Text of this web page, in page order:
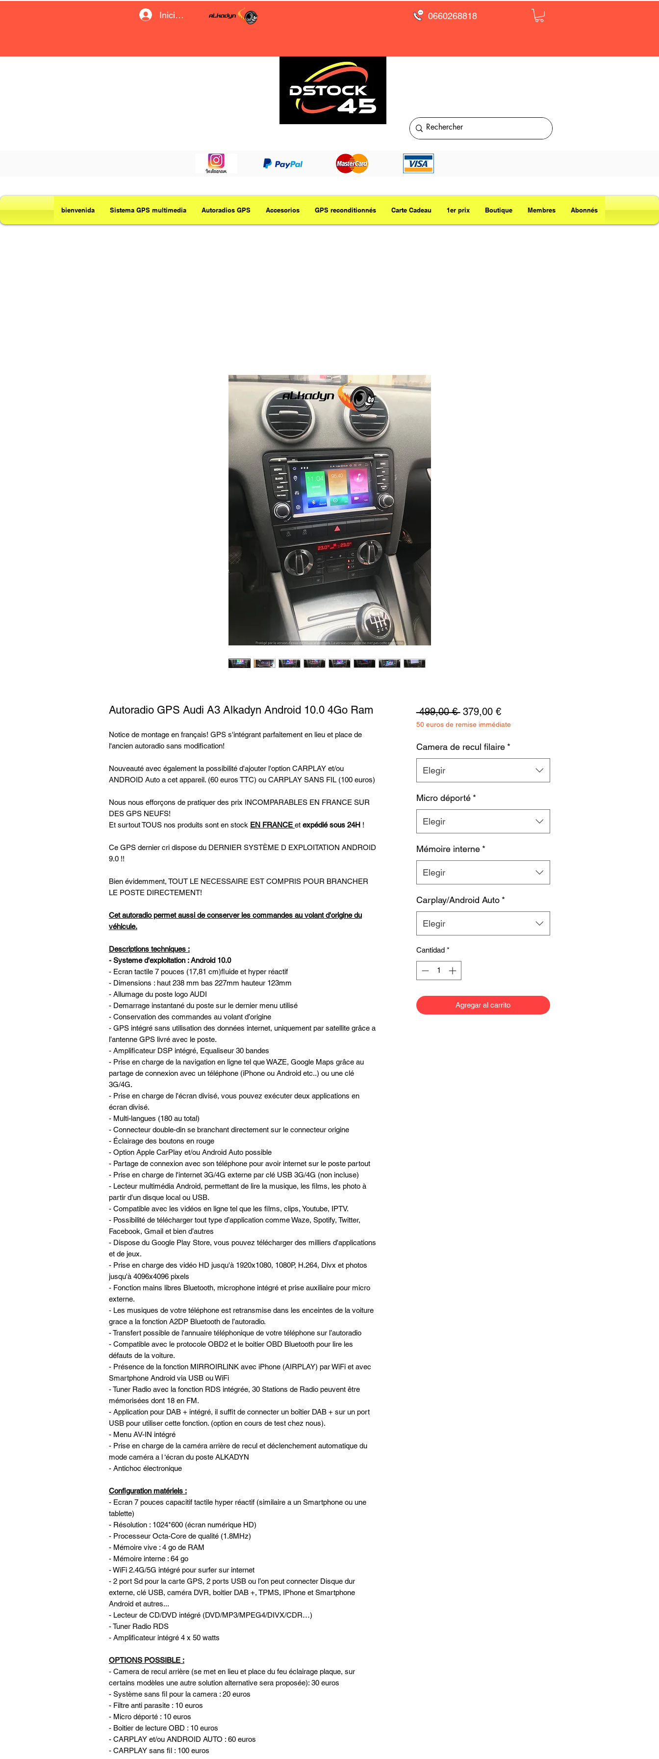
Iniciar sesión 0660268818
bienvenida Sistema GPS multimedia Autoradios GPS Accesorios GPS reconditionnés Carte Cadeau 1er prix Boutique Membres Abonnés
Autoradio GPS Audi A3 Alkadyn Android 10.0 4Go Ram
Notice de montage en français! GPS s'intégrant parfaitement en lieu et place de
l'ancien autoradio sans modification!
Nouveauté avec également la possibilité d'ajouter l'option CARPLAY et/ou
ANDROID Auto a cet appareil. (60 euros TTC) ou CARPLAY SANS FIL (100 euros)
Nous nous efforçons de pratiquer des prix INCOMPARABLES EN FRANCE SUR
DES GPS NEUFS!
Et surtout TOUS nos produits sont en stock EN FRANCE et expédié sous 24H !
Ce GPS dernier cri dispose du DERNIER SYSTÈME D EXPLOITATION ANDROID
9.0 !!
Bien évidemment, TOUT LE NECESSAIRE EST COMPRIS POUR BRANCHER
LE POSTE DIRECTEMENT!
Cet autoradio permet aussi de conserver les commandes au volant d'origine du
véhicule.
Descriptions techniques :
- Systeme d'exploitation : Android 10.0
- Ecran tactile 7 pouces (17,81 cm)fluide et hyper réactif
- Dimensions : haut 238 mm bas 227mm hauteur 123mm
- Allumage du poste logo AUDI
- Demarrage instantané du poste sur le dernier menu utilisé
- Conservation des commandes au volant d’origine
- GPS intégré sans utilisation des données internet, uniquement par satellite grâce a
l’antenne GPS livré avec le poste.
- Amplificateur DSP intégré, Equaliseur 30 bandes
- Prise en charge de la navigation en ligne tel que WAZE, Google Maps grâce au
partage de connexion avec un téléphone (iPhone ou Android etc..) ou une clé
3G/4G.
- Prise en charge de l'écran divisé, vous pouvez exécuter deux applications en
écran divisé.
- Multi-langues (180 au total)
- Connecteur double-din se branchant directement sur le connecteur origine
- Éclairage des boutons en rouge
- Option Apple CarPlay et/ou Android Auto possible
- Partage de connexion avec son téléphone pour avoir internet sur le poste partout
- Prise en charge de l'internet 3G/4G externe par clé USB 3G/4G (non incluse)
- Lecteur multimédia Android, permettant de lire la musique, les films, les photo à
partir d'un disque local ou USB.
- Compatible avec les vidéos en ligne tel que les films, clips, Youtube, IPTV.
- Possibilité de télécharger tout type d’application comme Waze, Spotify, Twitter,
Facebook, Gmail et bien d’autres
- Dispose du Google Play Store, vous pouvez télécharger des milliers d'applications
et de jeux.
- Prise en charge des vidéo HD jusqu'à 1920x1080, 1080P, H.264, Divx et photos
jusqu'à 4096x4096 pixels
- Fonction mains libres Bluetooth, microphone intégré et prise auxiliaire pour micro
externe.
- Les musiques de votre téléphone est retransmise dans les enceintes de la voiture
grace a la fonction A2DP Bluetooth de l’autoradio.
- Transfert possible de l'annuaire téléphonique de votre téléphone sur l’autoradio
- Compatible avec le protocole OBD2 et le boitier OBD Bluetooth pour lire les
défauts de la voiture.
- Présence de la fonction MIRROIRLINK avec iPhone (AIRPLAY) par WiFi et avec
Smartphone Android via USB ou WiFi
- Tuner Radio avec la fonction RDS intégrée, 30 Stations de Radio peuvent être
mémorisées dont 18 en FM.
- Application pour DAB + intégré, il suffit de connecter un boîtier DAB + sur un port
USB pour utiliser cette fonction. (option en cours de test chez nous).
- Menu AV-IN intégré
- Prise en charge de la caméra arrière de recul et déclenchement automatique du
mode caméra a l ‘écran du poste ALKADYN
- Antichoc électronique
Configuration matériels :
- Ecran 7 pouces capacitif tactile hyper réactif (similaire a un Smartphone ou une
tablette)
- Résolution : 1024*600 (écran numérique HD)
- Processeur Octa-Core de qualité (1.8MHz)
- Mémoire vive : 4 go de RAM
- Mémoire interne : 64 go
- WiFi 2.4G/5G intégré pour surfer sur internet
- 2 port Sd pour la carte GPS, 2 ports USB ou l’on peut connecter Disque dur
externe, clé USB, caméra DVR, boitier DAB +, TPMS, IPhone et Smartphone
Android et autres...
- Lecteur de CD/DVD intégré (DVD/MP3/MPEG4/DIVX/CDR…)
- Tuner Radio RDS
- Amplificateur intégré 4 x 50 watts
OPTIONS POSSIBLE :
- Camera de recul arrière (se met en lieu et place du feu éclairage plaque, sur
certains modèles une autre solution alternative sera proposée): 30 euros
- Système sans fil pour la camera : 20 euros
- Filtre anti parasite : 10 euros
- Micro déporté : 10 euros
- Boitier de lecture OBD : 10 euros
- CARPLAY et/ou ANDROID AUTO : 60 euros
- CARPLAY sans fil : 100 euros
499,00 € Precio
379,00 €Precio
de
oferta
50 euros de remise immédiate
Camera de recul filaire *
Elegir
Micro déporté *
Elegir
Mémoire interne *
Elegir
Carplay/Android Auto *
Elegir
Cantidad *
Agregar al carrito